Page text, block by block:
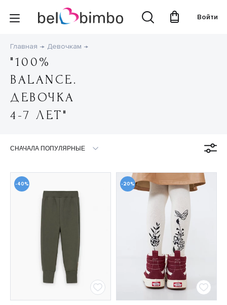
Войти
Главная Девочкам
"100%
BALANCE.
ДЕВОЧКА
4-7 ЛЕТ"
-40% -20%